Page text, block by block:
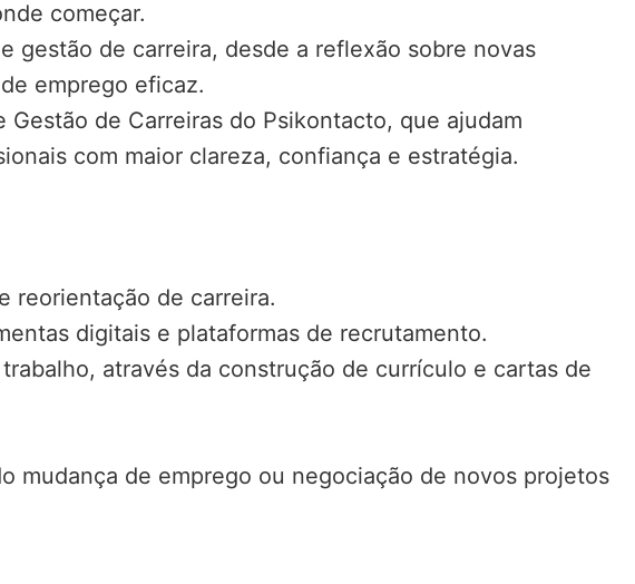
começar.
gestão de carreira, desde a reflexão sobre novas
emprego eficaz.
de Carreiras do Psikontacto, que ajudam
com maior clareza, confiança e estratégia.
reorientação de carreira.
digitais e plataformas de recrutamento.
através da construção de currículo e cartas de
mudança de emprego ou negociação de novos projetos